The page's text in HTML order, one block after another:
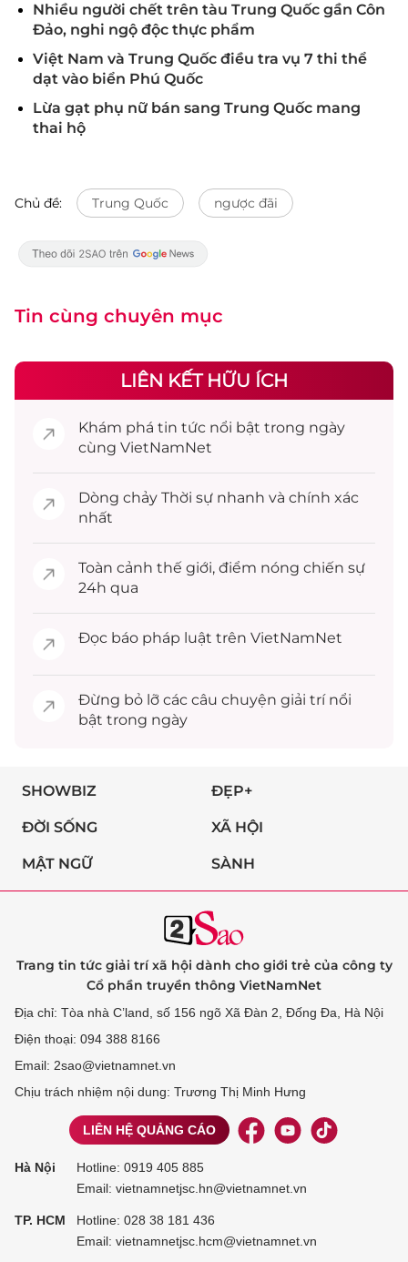
Nhiều người chết trên tàu Trung Quốc gần Côn
Đảo, nghi ngộ độc thực phẩm
Việt Nam và Trung Quốc điều tra vụ 7 thi thể
dạt vào biển Phú Quốc
Lừa gạt phụ nữ bán sang Trung Quốc mang
thai hộ
Chủ đề: Trung Quốc ngược đãi
Tin cùng chuyên mục
LIÊN KẾT HỮU ÍCH
Khám phá tin tức nổi bật trong ngày
cùng VietNamNet
Dòng chảy Thời sự nhanh và chính xác
nhất
Toàn cảnh thế giới, điểm nóng chiến sự
24h qua
Đọc báo pháp luật trên VietNamNet
Đừng bỏ lỡ các câu chuyện giải trínổi
bật trong ngày
SHOWBIZ ĐẸP+
ĐỜI SỐNG XÃ HỘI
MẬT NGỮ SÀNH
Trang tin tức giải trí xã hội dành cho giới trẻ của công ty
Cổ phần truyền thông VietNamNet
Địa chỉ: Tòa nhà C’land, số 156 ngõ Xã Đàn 2, Đống Đa, Hà Nội
Điện thoại: 094 388 8166
Email: 2sao@vietnamnet.vn
Chịu trách nhiệm nội dung: Trương Thị Minh Hưng
LIÊN HỆ QUẢNG CÁO
Hà Nội Hotline: 0919 405 885
Email: vietnamnetjsc.hn@vietnamnet.vn
TP. HCM Hotline: 028 38 181 436
Email: vietnamnetjsc.hcm@vietnamnet.vn